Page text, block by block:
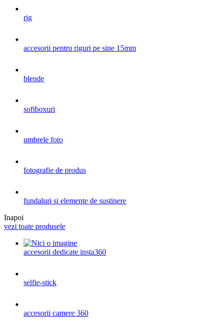
rig
accesorii pentru riguri pe sine 15mm
blende
softboxuri
umbrele foto
fotografie de produs
fundaluri si elemente de sustinere
Inapoi
vezi toate produsele
accesorii dedicate insta360
selfie-stick
accesorii camere 360